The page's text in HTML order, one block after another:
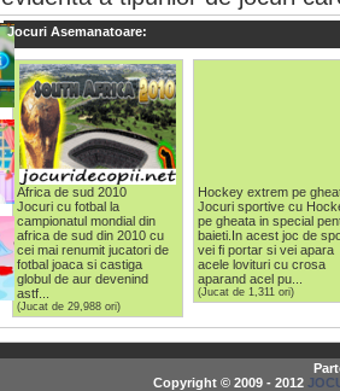
Jocuri Asemanatoare:
Africa de sud 2010
Jocuri cu fotbal la
campionatul mondial din
africa de sud din 2010 cu
cei mai renumit jucatori de
fotbal joaca si castiga
globul de aur devenind
astf...
(Jucat de 29,988 ori)
Hockey extrem pe
Jocuri sportive cu
pe gheata in special
baieti.In acest joc de
vei fi portar si vei apara
acele lovituri cu crosa
aparand acel pu...
(Jucat de 1,311 ori)
Copyright © 2009 - 2012